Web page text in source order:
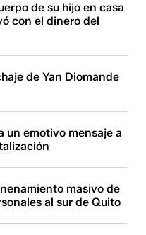
de su hijo en casa
con el dinero del
de Yan Diomande
un emotivo mensaje a
masivo de
al sur de Quito